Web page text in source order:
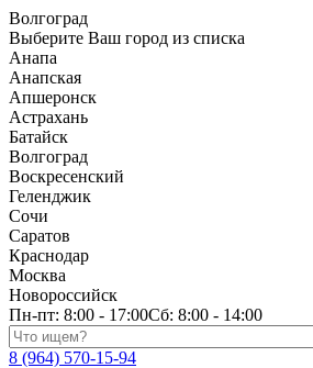
Волгоград
Выберите Ваш город из списка
Анапа
Анапская
Апшеронск
Астрахань
Батайск
Волгоград
Воскресенский
Геленджик
Сочи
Саратов
Краснодар
Москва
Новороссийск
Пн-пт: 8:00 - 17:00Сб: 8:00 - 14:00
Поиск по каталогу
8 (964) 570-15-94